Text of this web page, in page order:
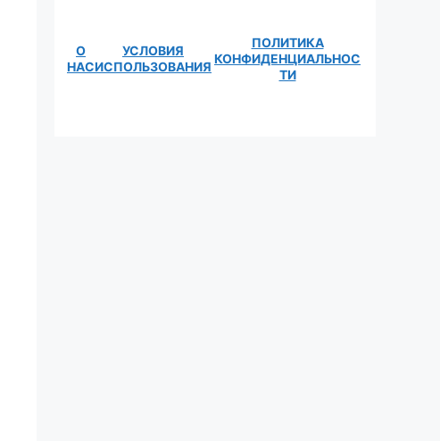
О
НАС
УСЛОВИЯ
ИСПОЛЬЗОВАНИЯ
ПОЛИТИКА
КОНФИДЕНЦИАЛЬНОС
ТИ